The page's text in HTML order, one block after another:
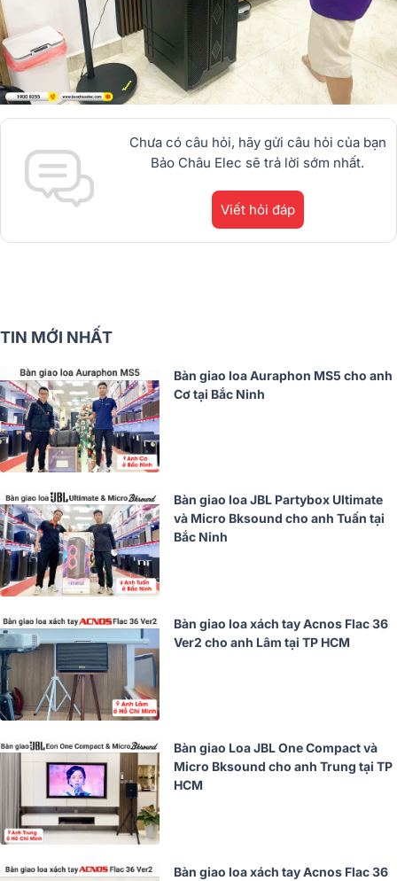
Chưa có câu hỏi, hãy gửi câu hỏi của bạn
Bảo Châu Elec sẽ trả lời sớm nhất.
Viết hỏi đáp
TIN MỚI NHẤT
Bàn giao loa Auraphon MS5 cho anh
Cơ tại Bắc Ninh
Bàn giao loa JBL Partybox Ultimate
và Micro Bksound cho anh Tuấn tại
Bắc Ninh
Bàn giao loa xách tay Acnos Flac 36
Ver2 cho anh Lâm tại TP HCM
Bàn giao Loa JBL One Compact và
Micro Bksound cho anh Trung tại TP
HCM
Bàn giao loa xách tay Acnos Flac 36